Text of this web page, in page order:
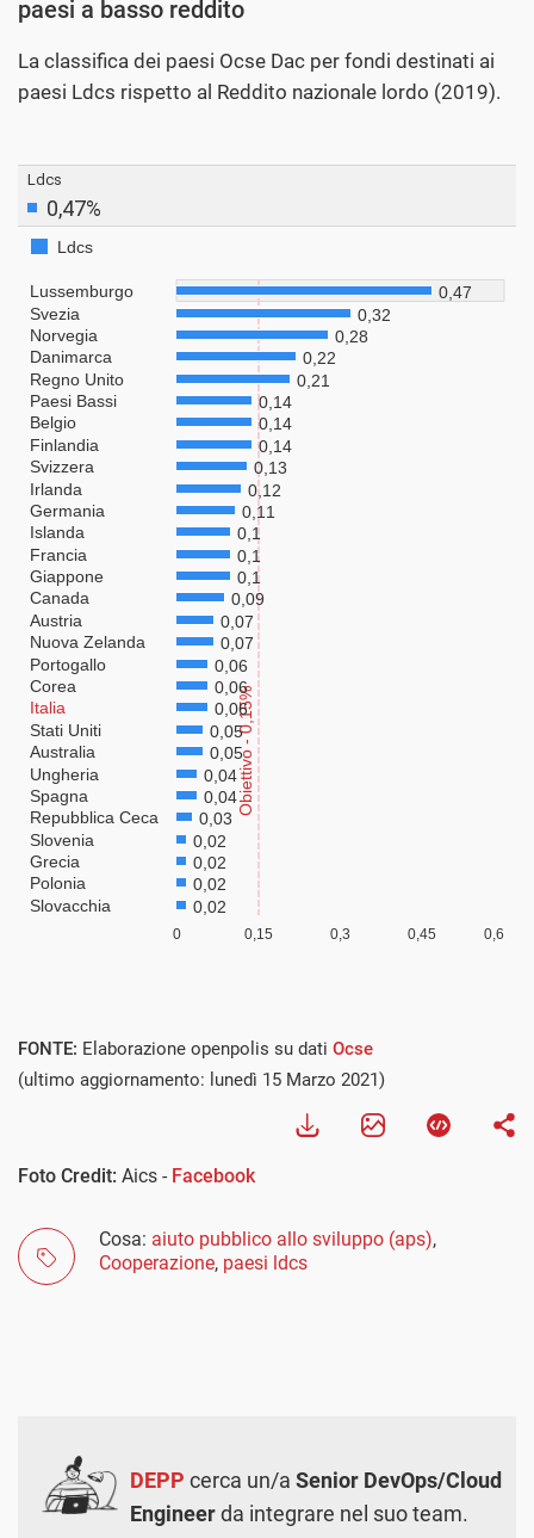
paesi a basso reddito
La classifica dei paesi Ocse Dac per fondi destinati ai
paesi Ldcs rispetto al Reddito nazionale lordo (2019).
FONTE: Elaborazione openpolis su dati Ocse
(ultimo aggiornamento: lunedì 15 Marzo 2021)
Foto Credit: Aics - Facebook
Cosa: aiuto pubblico allo sviluppo (aps),
Cooperazione, paesi ldcs
DEPP cerca un/a Senior DevOps/Cloud
Engineerda integrare nel suo team.